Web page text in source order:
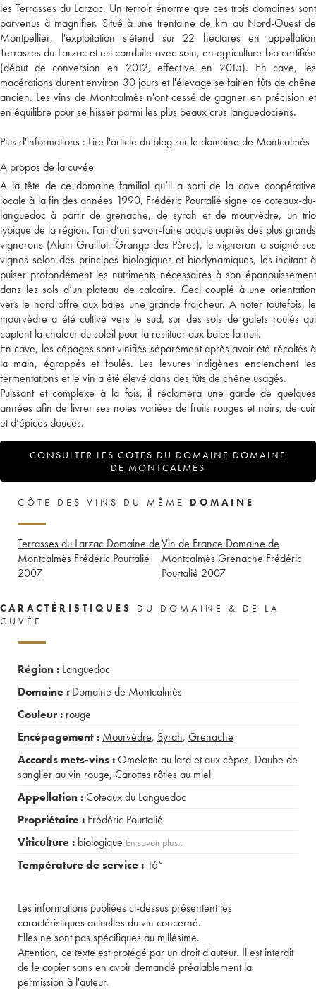
les Terrasses du Larzac. Un terroir énorme que ces trois domaines sont
parvenus à magnifier. Situé à une trentaine de km au Nord-Ouest de
Montpellier, l'exploitation s'étend sur 22 hectares en appellation
Terrasses du Larzac et est conduite avec soin, en agriculture bio certifiée
(début de conversion en 2012, effective en 2015). En cave, les
macérations durent environ 30 jours et l'élevage se fait en fûts de chêne
ancien. Les vins de Montcalmès n'ont cessé de gagner en précision et
en équilibre pour se hisser parmi les plus beaux crus languedociens.
Plus d'informations : Lire l'article du blog sur le domaine de Montcalmès
A propos de la cuvée
A la tête de ce domaine familial qu’il a sorti de la cave coopérative
locale à la fin des années 1990, Frédéric Pourtalié signe ce coteaux-du-
languedoc à partir de grenache, de syrah et de mourvèdre, un trio
typique de la région. Fort d’un savoir-faire acquis auprès des plus grands
vignerons (Alain Graillot, Grange des Pères), le vigneron a soigné ses
vignes selon des principes biologiques et biodynamiques, les incitant à
puiser profondément les nutriments nécessaires à son épanouissement
dans les sols d’un plateau de calcaire. Ceci couplé à une orientation
vers le nord offre aux baies une grande fraîcheur. A noter toutefois, le
mourvèdre a été cultivé vers le sud, sur des sols de galets roulés qui
captent la chaleur du soleil pour la restituer aux baies la nuit.
En cave, les cépages sont vinifiés séparément après avoir été récoltés à
la main, égrappés et foulés. Les levures indigènes enclenchent les
fermentations et le vin a été élevé dans des fûts de chêne usagés.
Puissant et complexe à la fois, il réclamera une garde de quelques
années afin de livrer ses notes variées de fruits rouges et noirs, de cuir
et d’épices douces.
CONSULTER LES COTES DU DOMAINE DOMAINE
DE MONTCALMÈS
CÔTE DES VINS DU MÊME DOMAINE
Terrasses du Larzac Domaine de
Montcalmès Frédéric Pourtalié
2007
Vin de France Domaine de
Montcalmès Grenache Frédéric
Pourtalié 2007
CARACTÉRISTIQUES
DU DOMAINE & DE LA
CUVÉE
Région : Languedoc
Domaine : Domaine de Montcalmès
Couleur : rouge
Encépagement : Mourvèdre, Syrah, Grenache
Accords mets-vins :Omelette au lard et aux cèpes, Daube de
sanglier au vin rouge, Carottes rôties au miel
Appellation :Coteaux du Languedoc
Propriétaire : Frédéric Pourtalié
Viticulture : biologique En savoir plus...
Température de service : 16°
Les informations publiées ci-dessus présentent les
caractéristiques actuelles du vin concerné.
Elles ne sont pas spécifiques au millésime.
Attention, ce texte est protégé par un droit d'auteur. Il est interdit
de le copier sans en avoir demandé préalablement la
permission à l'auteur.